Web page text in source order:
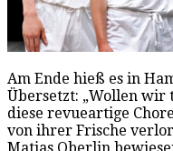
Am Ende hieß es in
Übersetzt: „Wollen wir
diese revueartige
von ihrer Frische